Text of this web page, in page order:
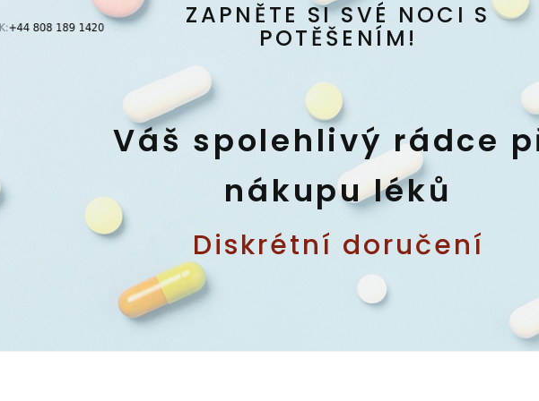
ZAPNĚTE SI SVÉ NOCI S
POTĚŠENÍM!
Váš spolehlivý rádce
nákupu léků
Diskrétní doručení